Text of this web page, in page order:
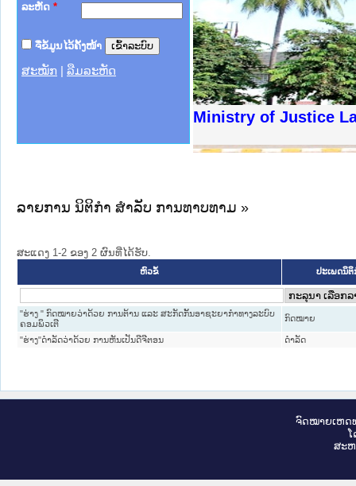
ລະຫັດ *
ຈື່ຂໍ້ມູນໄວ້ຄັ້ງໜ້າ
ສະໝັກ ລືມລະຫັດ
Ministry of Justice
າຊົນ ພາກເໜືອ
ການ
ກາງ
ໃຕ້
ຕຳຫຼວດປະຊາຊົນ
ສັນຕິບານປະຊາຊົນ
ກເໜືອ
າຊົນ ພາກກາງ
ລາຍການ ນິຕິກໍາ ສໍາລັບ ການທາບທາມ »
ສະແດງ 1-2 ຂອງ 2 ຜົນທີ່ໄດ້ຮັບ.
ຫົວຂໍ້ ປະເພດນິຕິ
"ຮ່າງ " ກົດໝາຍວ່າດ້ວຍ ການຕ້ານ ແລະ ສະກັດກັ້ນອາຊະຍາກຳທາງລະບົບ
ຄອມພິວເຕີ
ກົດໝາຍ
"ຮ່າງ"ດຳລັດວ່າດ້ວຍ ການຫັນເປັນດີຈີຕອນ ດໍາລັດ
ຈົດ​ໝາຍ​ເຫດ​
ສະ​ຫ